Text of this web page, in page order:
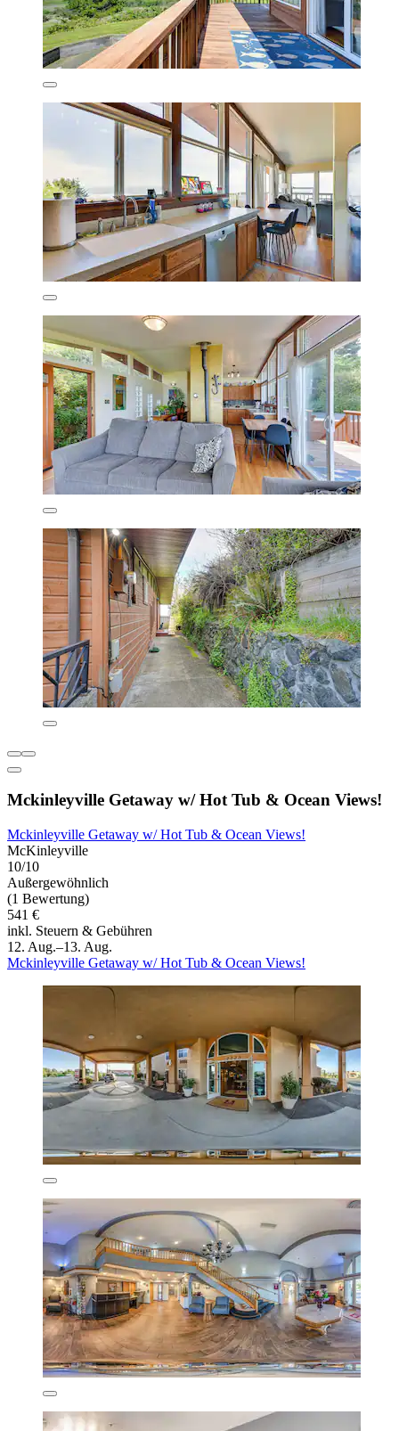
Mckinleyville Getaway w/ Hot Tub & Ocean Views!
Mckinleyville Getaway w/ Hot Tub & Ocean Views!
McKinleyville
10/10
Außergewöhnlich
(1 Bewertung)
541 €
inkl. Steuern & Gebühren
12. Aug.–13. Aug.
Mckinleyville Getaway w/ Hot Tub & Ocean Views!